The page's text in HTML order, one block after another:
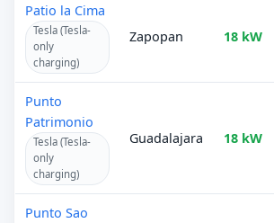
Patio la Cima
Tesla (Tesla-
only
charging)
Zapopan 18 kW
Punto
Patrimonio
Tesla (Tesla-
only
charging)
Guadalajara 18 kW
Punto Sao